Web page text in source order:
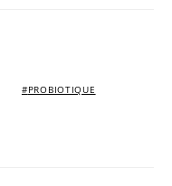
PROBIOTIQUE